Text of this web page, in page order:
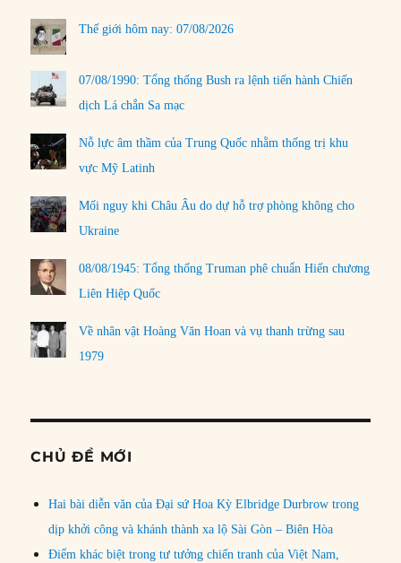
Thế giới hôm nay: 07/08/2026
07/08/1990: Tổng thống Bush ra lệnh tiến hành Chiến
dịch Lá chắn Sa mạc
Nỗ lực âm thầm của Trung Quốc nhằm thống trị khu
vực Mỹ Latinh
Mối nguy khi Châu Âu do dự hỗ trợ phòng không cho
Ukraine
08/08/1945: Tổng thống Truman phê chuẩn Hiến chương
Liên Hiệp Quốc
Về nhân vật Hoàng Văn Hoan và vụ thanh trừng sau
1979
CHỦ ĐỀ MỚI
Hai bài diễn văn của Đại sứ Hoa Kỳ Elbridge Durbrow trong
dịp khởi công và khánh thành xa lộ Sài Gòn – Biên Hòa
Điểm khác biệt trong tư tưởng chiến tranh của Việt Nam,